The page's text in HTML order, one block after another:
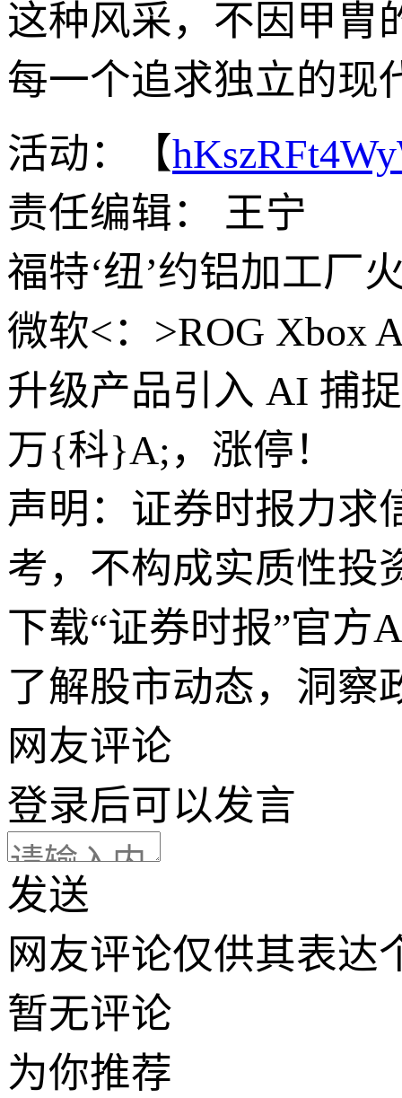
这种风采，不因甲胄
每一个追求独立的现
活动：【
责任编辑： 王宁
福特‘纽’约铝加工厂
微软<：>ROG Xbox
升级产品引入 AI 捕
万{科}A;，涨停！
声明：证券时报力求
考，不构成实质性投
下载“证券时报”官方
了解股市动态，洞察
网友评论
登录后可以发言
发送
网友评论仅供其表达
暂无评论
为你推荐